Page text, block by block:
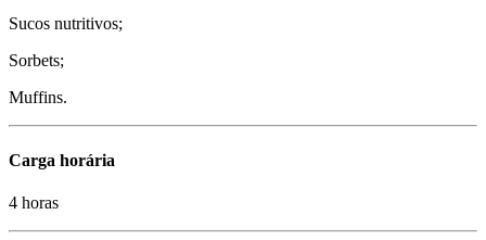
Sucos nutritivos;
Sorbets;
Muffins.
Carga horária
4 horas